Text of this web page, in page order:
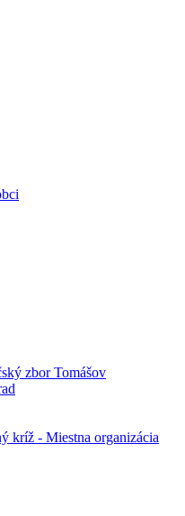
zbor Tomášov
kríž - Miestna organizácia